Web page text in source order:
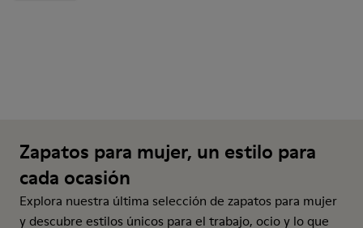
Zapatos para mujer, un estilo para
cada ocasión
Explora nuestra última selección de zapatos para mujer
y descubre estilos únicos para el trabajo, ocio y lo que